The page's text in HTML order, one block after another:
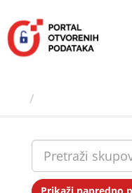
sadržaj